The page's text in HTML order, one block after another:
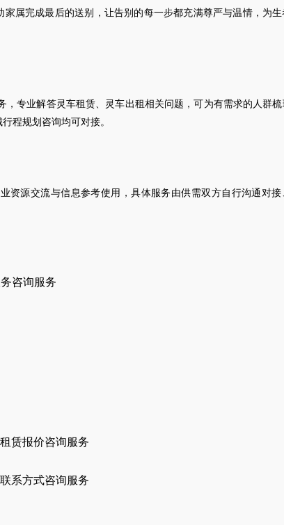
属完成最后的送别，让告别的每一步都充满尊严与温情，为
，专业解答灵车租赁、灵车出租相关问题，可为有需求的人群
程规划咨询均可对接。
资源交流与信息参考使用，具体服务由供需双方自行沟通对接
咨询服务
赁报价咨询服务
系方式咨询服务